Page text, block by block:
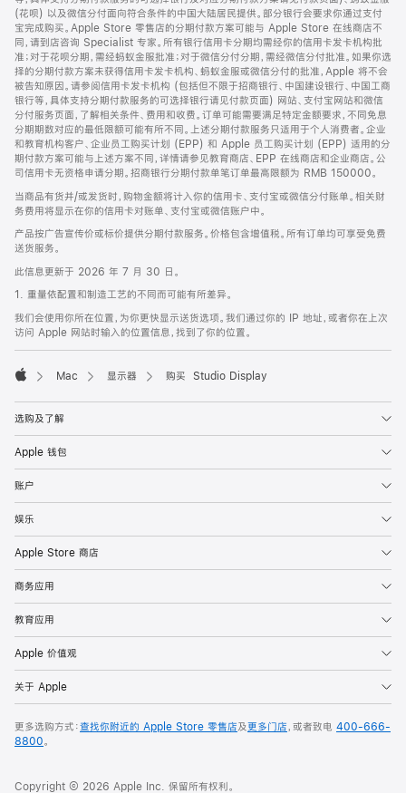
(花呗) 以及微信分付面向符合条件的中国大陆居民提供。部分银行会要求你通过支付
宝完成购买。Apple Store 零售店的分期付款方案可能与 Apple Store 在线商店不
同，请到店咨询 Specialist 专家。所有银行信用卡分期均需经你的信用卡发卡机构批
准；对于花呗分期，需经蚂蚁金服批准；对于微信分付分期，需经微信分付批准。如果你选
择的分期付款方案未获得信用卡发卡机构、蚂蚁金服或微信分付的批准，Apple 将不会
被告知原因。请参阅信用卡发卡机构 (包括但不限于招商银行、中国建设银行、中国工商
银行等，具体支持分期付款服务的可选择银行请见付款页面) 网站、支付宝网站和微信
分付服务页面，了解相关条件、费用和收费。订单可能需要满足特定金额要求，不同免息
分期期数对应的最低限额可能有所不同。上述分期付款服务只适用于个人消费者。企业
和教育机构客户、企业员工购买计划 (EPP) 和 Apple 员工购买计划 (EPP) 适用的分
期付款方案可能与上述方案不同，详情请参见教育商店、EPP 在线商店和企业商店。公
司信用卡无资格申请分期。招商银行分期付款单笔订单最高限额为 RMB 150000。
当商品有货并/或发货时，购物金额将计入你的信用卡、支付宝或微信分付账单。相关财
务费用将显示在你的信用卡对账单、支付宝或微信账户中。
产品按广告宣传价或标价提供分期付款服务。价格包含增值税。所有订单均可享受免费
送货服务。
此信息更新于 2026 年 7 月 30 日。
1. 重量依配置和制造工艺的不同而可能有所差异。
我们会使用你所在位置，为你更快显示送货选项。我们通过你的 IP 地址，或者你在上次
访问 Apple 网站时输入的位置信息，找到了你的位置。
Mac 显示器 购买 Studio Display
选购及了解
Apple 钱包
账户
娱乐
Apple Store 商店
商务应用
教育应用
Apple 价值观
关于 Apple
更多选购方式：查找你附近的 Apple Store 零售店及更多门店，或者致电 400-666-
8800。
Copyright © 2026 Apple Inc. 保留所有权利。